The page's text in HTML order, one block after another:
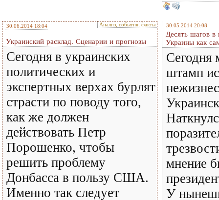
30.06.2014 18:04 Анализ, события, факты
Украинский расклад. Сценарии и прогнозы
Сегодня в украинских
политических и
экспертных верхах бурлят
страсти по поводу того,
как же должен
действовать Петр
Порошенко, чтобы
решить проблему
Донбасса в пользу США.
Именно так следует
30.05.2014 20:08
Десять шагов
Украины как
Сегодня
штамп
мнение
У